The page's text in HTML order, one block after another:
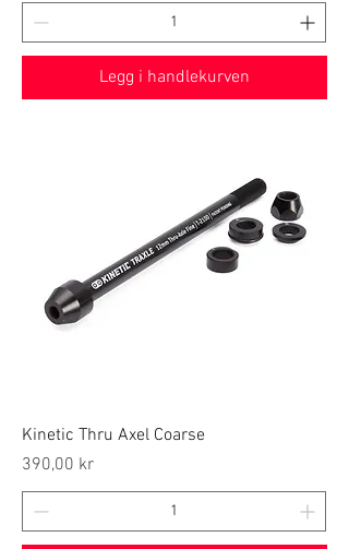
Legg i handlekurven
Kinetic Thru Axel Coarse
Price
390,00 kr